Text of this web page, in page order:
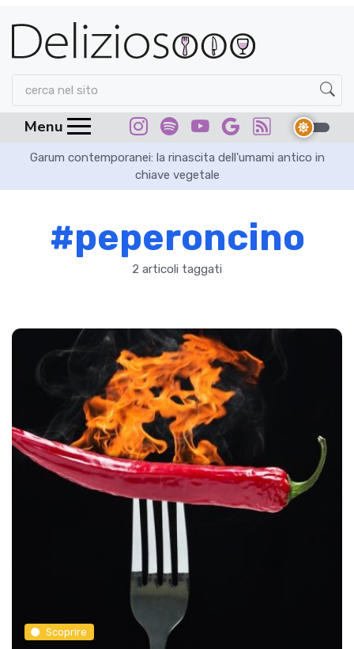
Menu
Garum contemporanei: la rinascita dell'umami antico in
chiave vegetale
#peperoncino
2 articoli taggati
Scoprire